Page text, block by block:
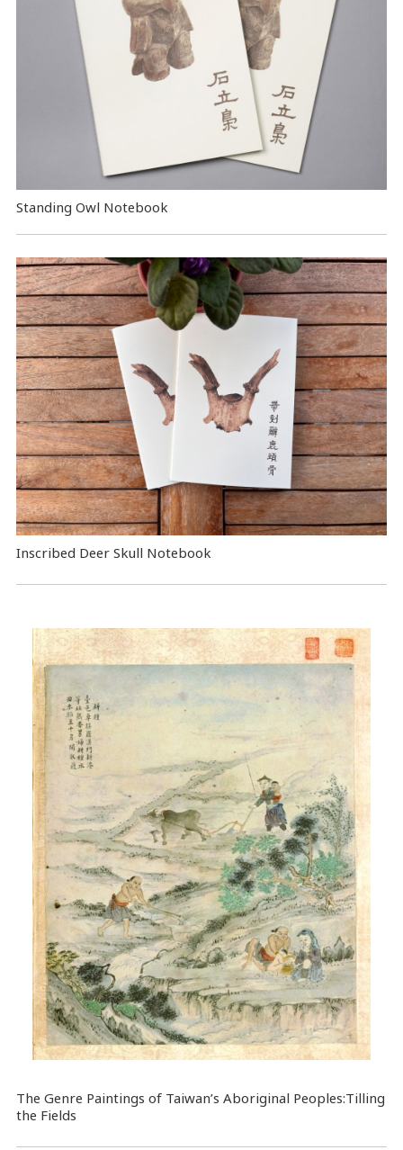
Standing Owl Notebook
Inscribed Deer Skull Notebook
The Genre Paintings of Taiwan’s Aboriginal Peoples:Tilling
the Fields